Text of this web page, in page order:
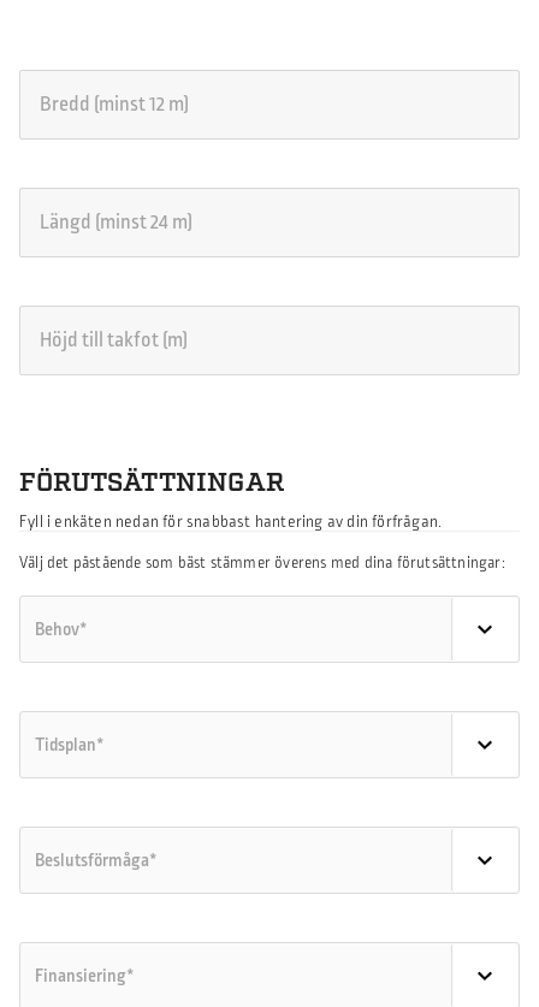
FÖRUTSÄTTNINGAR
Fyll i enkäten nedan för snabbast hantering av din förfrågan.
Välj det påstående som bäst stämmer överens med dina förutsättningar: